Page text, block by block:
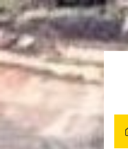
Skip
to